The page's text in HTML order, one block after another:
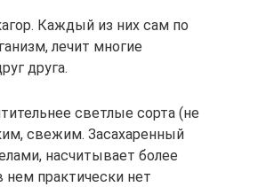
Каждый из них сам по
лечит многие
друга.
светлые сорта (не
свежим. Засахаренный
насчитывает более
практически нет